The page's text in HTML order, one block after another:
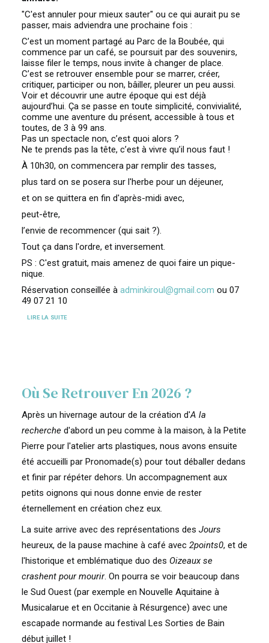
"C'est annuler pour mieux sauter" ou ce qui aurait pu se
passer, mais adviendra une prochaine fois :
C’est un moment partagé au Parc de la Boubée, qui
commence par un café, se poursuit par des souvenirs,
laisse filer le temps, nous invite à changer de place.
C’est se retrouver ensemble pour se marrer, créer,
critiquer, participer ou non, bâiller, pleurer un peu aussi.
Voir et découvrir une autre époque qui est déjà
aujourd’hui. Ça se passe en toute simplicité, convivialité,
comme une aventure du présent, accessible à tous et
toutes, de 3 à 99 ans.
Pas un spectacle non, c’est quoi alors ?
Ne te prends pas la tête, c’est à vivre qu’il nous faut !
À 10h30, on commencera par remplir des tasses,
plus tard on se posera sur l'herbe pour un déjeuner,
et on se quittera en fin d'après-midi avec,
peut-être,
l’envie de recommencer (qui sait ?).
Tout ça dans l'ordre, et inversement.
PS : C'est gratuit, mais amenez de quoi faire un pique-
nique.
Réservation conseillée à adminkiroul@gmail.com ou 07
49 07 21 10
LIRE LA SUITE
Où Se Retrouver En 2026 ?
Après un hivernage autour de la création d'A la
recherche d'abord un peu comme à la maison, à la Petite
Pierre pour l'atelier arts plastiques, nous avons ensuite
été accueilli par Pronomade(s) pour tout déballer dedans
et finir par répéter dehors. Un accompagnement aux
petits oignons qui nous donne envie de rester
éternellement en création chez eux.
La suite arrive avec des représentations des Jours
heureux, de la pause machine à café avec 2points0, et de
l'historique et emblématique duo des Oizeaux se
crashent pour mourir. On pourra se voir beaucoup dans
le Sud Ouest (par exemple en Nouvelle Aquitaine à
Musicalarue et en Occitanie à Résurgence) avec une
escapade normande au festival Les Sorties de Bain
début juillet !